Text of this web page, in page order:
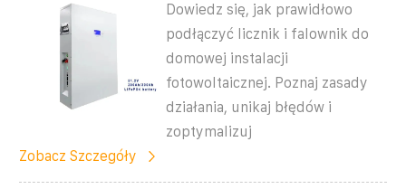
Dowiedz się, jak prawidłowo
podłączyć licznik i falownik do
domowej instalacji
fotowoltaicznej. Poznaj zasady
działania, unikaj błędów i
zoptymalizuj
Zobacz Szczegóły